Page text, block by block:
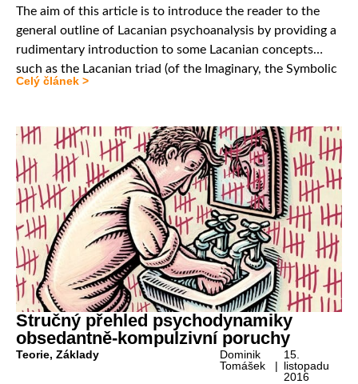
The aim of this article is to introduce the reader to the
general outline of Lacanian psychoanalysis by providing a
rudimentary introduction to some Lacanian concepts
such as the Lacanian triad (of the Imaginary, the Symbolic
and the Real) and the concept of the big Other. We will
Celý článek >
Stručný přehled psychodynamiky
obsedantně-kompulzivní poruchy
Teorie, Základy
Dominik
Tomášek |
15.
listopadu
2016